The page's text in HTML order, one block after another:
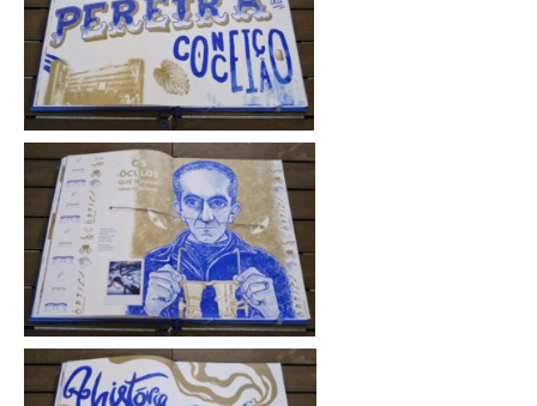
OURIVESARIA ARAÚJOS
OURIVESARIA E JOALHARIA BARBOSA, ESTEVES
OURIVESARIA E JOALHARIA BARRETO &
GONÇALVES
PERFUMARIA ALCESTE
RETROSARIA ARQUI CHIQUE
SAPATARIA A DEUSA
SAPATARIA LORD
PARCERIAS E IMPRENSA
AGRADECIMENTOS